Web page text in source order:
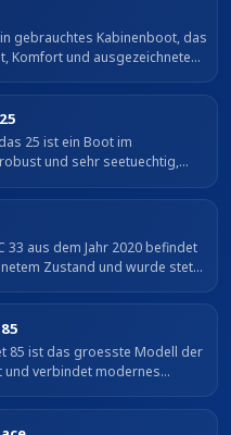
gebrauchtes Kabinenboot, das
Komfort und ausgezeichnetes
mit...
25 ist ein Boot im
und sehr seetuechtig,
Rumpf und...
33 aus dem Jahr 2020 befindet
Zustand und wurde stets
mit je...
85 ist das groesste Modell der
und verbindet modernes
ueber alles und...